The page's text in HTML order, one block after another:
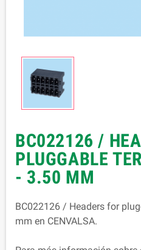
BC022126 /
PLUGGABLE
- 3.50 MM
BC022126 / Headers for
mm en CENVALSA.